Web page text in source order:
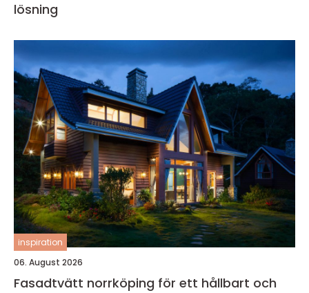
lösning
inspiration
06. August 2026
Fasadtvätt norrköping för ett hållbart och